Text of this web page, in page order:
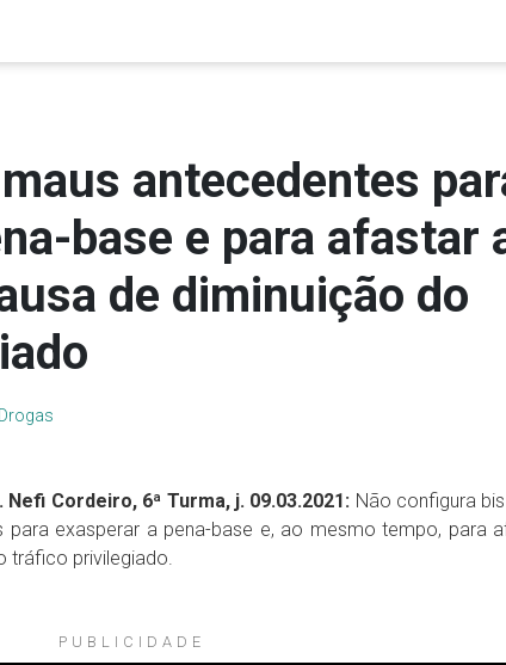
antecedentes
base e para afastar
de diminuição do
Drogas
Nefi Cordeiro, 6ª Turma, j. 09.03.2021: Não configura
para exasperar a pena-base e, ao mesmo tempo, para
tráfico privilegiado.
PUBLICIDADE